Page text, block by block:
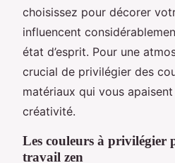
choisissez pour décorer
influencent
état d’esprit. Pour une
crucial de privilégier des
matériaux qui vous
créativité.
Les couleurs à privilégier
travail zen